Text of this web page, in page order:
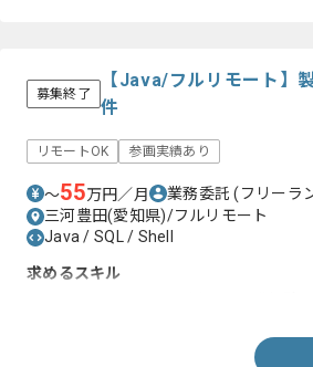
募集終了
【Java/フルリモート】
件
リモートOK 参画実績あり
〜55万円／月 業務委託(フリーラ
三河豊田(愛知県)/フルリモート
Java / SQL / Shell
求めるスキル